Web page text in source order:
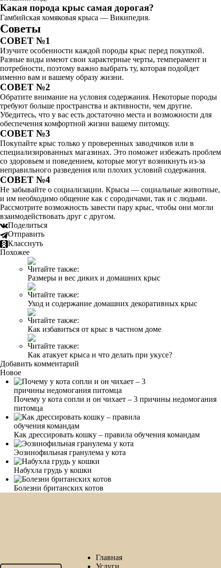
Какая порода крыс самая дорогая?
Гамбийская хомяковая крыса — Википедия.
Советы
СОВЕТ №1
Изучите особенности каждой породы крыс перед покупкой.
Разные виды имеют свои характерные черты, темперамент и
потребности, поэтому важно выбрать ту, которая подойдет
именно вам и вашему образу жизни.
СОВЕТ №2
Обратите внимание на условия содержания. Некоторые породы
требуют больше пространства и активности, чем другие.
Убедитесь, что у вас есть достаточно места и возможности для
обеспечения комфортной жизни вашему питомцу.
СОВЕТ №3
Покупайте крыс только у проверенных заводчиков или в
специализированных магазинах. Это поможет избежать проблем
со здоровьем и поведением, которые могут возникнуть из-за
неправильного разведения или плохих условий содержания.
СОВЕТ №4
Не забывайте о социализации. Крысы — социальные животные,
и им необходимо общение как с сородичами, так и с людьми.
Рассмотрите возможность завести пару крыс, чтобы они могли
взаимодействовать друг с другом.
Поделиться
Отправить
Класснуть
Похожее
Читайте также:
Размеры и вес диких и домашних крыс
Читайте также:
Уход и содержание домашних декоративных крыс
Читайте также:
Как избавиться от крыс в частном доме
Читайте также:
Как атакует крыса и что делать при укусе?
Добавить комментарий
Новое
Почему у кота сопли и он чихает – 3 причины недомогания
питомца
Как дрессировать кошку – правила обучения командам
Эозинофильная гранулема у кота
Набухла грудь у кошки
Болезни британских котов
Главная
Услуги